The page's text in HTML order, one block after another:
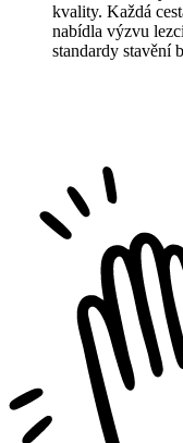
kvality. Každá
nabídla výzvu
standardy stavění